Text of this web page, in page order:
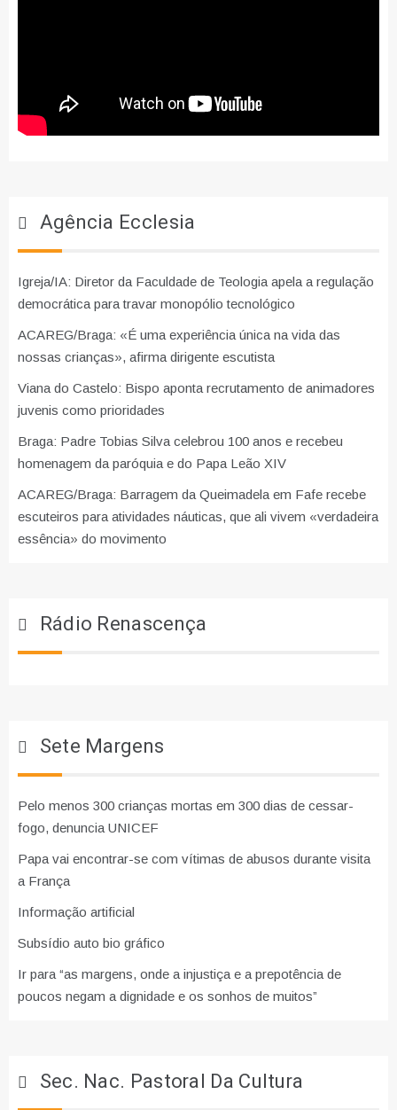
Agência Ecclesia
Igreja/IA: Diretor da Faculdade de Teologia apela a regulação
democrática para travar monopólio tecnológico
ACAREG/Braga: «É uma experiência única na vida das
nossas crianças», afirma dirigente escutista
Viana do Castelo: Bispo aponta recrutamento de animadores
juvenis como prioridades
Braga: Padre Tobias Silva celebrou 100 anos e recebeu
homenagem da paróquia e do Papa Leão XIV
ACAREG/Braga: Barragem da Queimadela em Fafe recebe
escuteiros para atividades náuticas, que ali vivem «verdadeira
essência» do movimento
Rádio Renascença
Sete Margens
Pelo menos 300 crianças mortas em 300 dias de cessar-
fogo, denuncia UNICEF
Papa vai encontrar-se com vítimas de abusos durante visita
a França
Informação artificial
Subsídio auto bio gráfico
Ir para “as margens, onde a injustiça e a prepotência de
poucos negam a dignidade e os sonhos de muitos”
Sec. Nac. Pastoral Da Cultura